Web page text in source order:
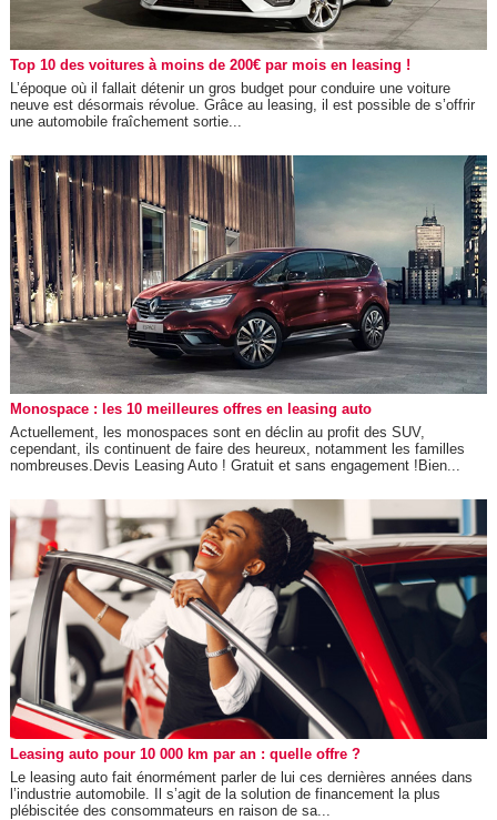
Top 10 des voitures à moins de 200€ par mois en leasing !
L’époque où il fallait détenir un gros budget pour conduire une voiture
neuve est désormais révolue. Grâce au leasing, il est possible de s’offrir
une automobile fraîchement sortie...
Monospace : les 10 meilleures offres en leasing auto
Actuellement, les monospaces sont en déclin au profit des SUV,
cependant, ils continuent de faire des heureux, notamment les familles
nombreuses.Devis Leasing Auto ! Gratuit et sans engagement !Bien...
Leasing auto pour 10 000 km par an : quelle offre ?
Le leasing auto fait énormément parler de lui ces dernières années dans
l’industrie automobile. Il s’agit de la solution de financement la plus
plébiscitée des consommateurs en raison de sa...